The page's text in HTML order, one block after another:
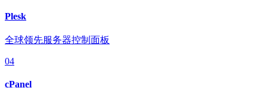
Plesk
全球领先服务器控制面板
04
cPanel